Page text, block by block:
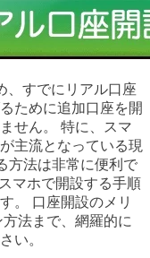
、すでにリアル口座
ために追加口座を開
せん。 特に、スマ
主流となっている現
方法は非常に便利で
マホで開設する手順
。 口座開設のメリ
法まで、網羅的に
い。